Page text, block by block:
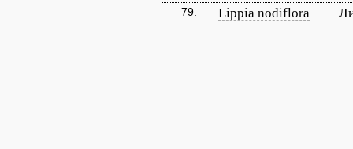
79. Lippia nodiflora